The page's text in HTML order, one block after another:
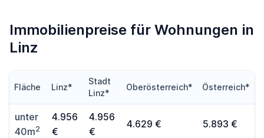
Immobilienpreise für Wohnungen in
Linz
Fläche Linz*
Stadt
Linz*
Oberösterreich* Österreich*
unter
40m2
4.956
€
4.956
€
4.629 € 5.893 €